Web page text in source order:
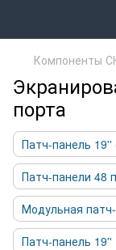
Компоненты
порта
Патч-панель 19''
Патч-панели 48
Модульная
Патч-панель 19''